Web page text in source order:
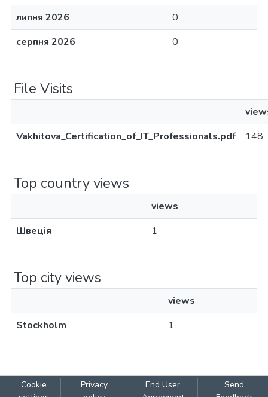
липня 2026
0
серпня 2026
0
File Visits
Vakhitova_Certification_of_IT_Professionals.pdf
148
Top country views
views
Швеція
1
Top city views
views
Stockholm
1
Cookie
Privacy
End User
Send